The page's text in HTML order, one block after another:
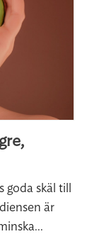
skäl till
är